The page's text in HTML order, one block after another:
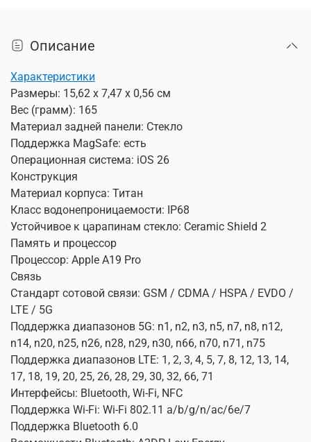
Описание
Характеристики
Размеры: 15,62 x 7,47 x 0,56 см
Вес (грамм): 165
Материал задней панели: Стекло
Поддержка MagSafe: есть
Операционная система: iOS 26
Конструкция
Материал корпуса: Титан
Класс водонепроницаемости: IP68
Устойчивое к царапинам стекло: Ceramic Shield 2
Память и процессор
Процессор: Apple A19 Pro
Связь
Стандарт сотовой связи: GSM / CDMA / HSPA / EVDO /
LTE / 5G
Поддержка диапазонов 5G: n1, n2, n3, n5, n7, n8, n12,
n14, n20, n25, n26, n28, n29, n30, n66, n70, n71, n75
Поддержка диапазонов LTE: 1, 2, 3, 4, 5, 7, 8, 12, 13, 14,
17, 18, 19, 20, 25, 26, 28, 29, 30, 32, 66, 71
Интерфейсы: Bluetooth, Wi-Fi, NFC
Поддержка Wi-Fi: Wi-Fi 802.11 a/b/g/n/ac/6e/7
Поддержка Bluetooth 6.0